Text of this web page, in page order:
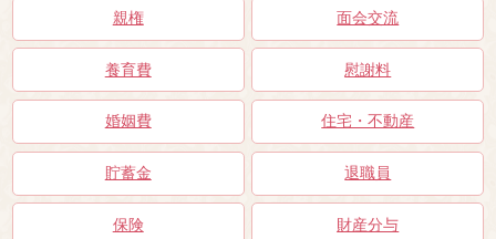
親権 面会交流
養育費 慰謝料
婚姻費 住宅・不動産
貯蓄金 退職員
保険 財産分与